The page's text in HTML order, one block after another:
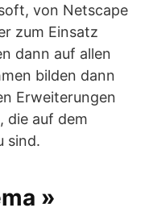
von Netscape
zum Einsatz
dann auf allen
bilden dann
Erweiterungen
die auf dem
sind.
»